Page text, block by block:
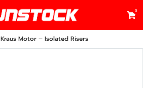
0
Kraus Motor – Isolated Risers